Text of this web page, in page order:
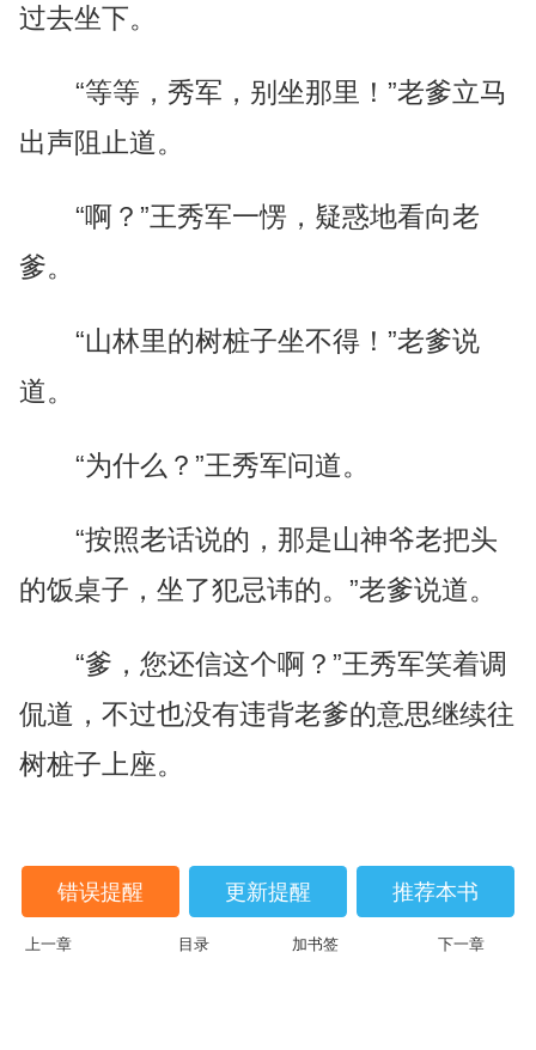
过去坐下。
“等等，秀军，别坐那里！”老爹立马
出声阻止道。
“啊？”王秀军一愣，疑惑地看向老
爹。
“山林里的树桩子坐不得！”老爹说
道。
“为什么？”王秀军问道。
“按照老话说的，那是山神爷老把头
的饭桌子，坐了犯忌讳的。”老爹说道。
“爹，您还信这个啊？”王秀军笑着调
侃道，不过也没有违背老爹的意思继续往
树桩子上座。
错误提醒 更新提醒 推荐本书
上一章 目录 加书签 下一章